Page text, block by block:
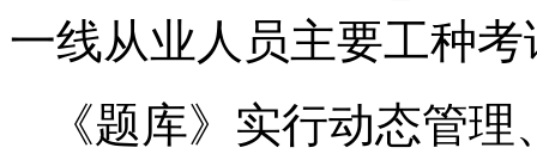
一线从业人员主要工种
《题库》实行动态管